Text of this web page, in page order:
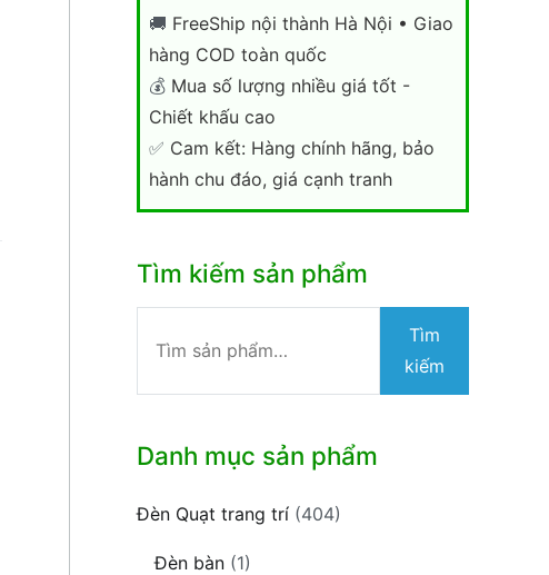
🚚 FreeShip nội thành Hà Nội • Giao
hàng COD toàn quốc
💰 Mua số lượng nhiều giá tốt -
Chiết khấu cao
✅ Cam kết: Hàng chính hãng, bảo
hành chu đáo, giá cạnh tranh
Tìm kiếm sản phẩm
kiếm:
Tìm
kiếm
Danh mục sản phẩm
Đèn Quạt trang trí (404)
Đèn bàn (1)